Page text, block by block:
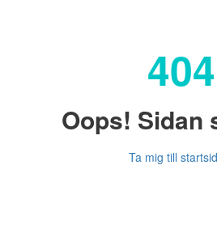
404
Oops! Sidan
Ta mig till